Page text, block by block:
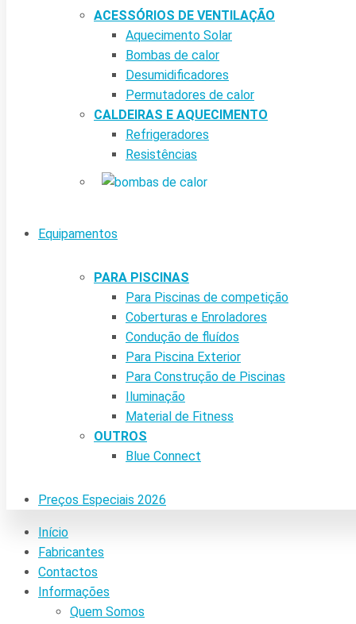
ACESSÓRIOS DE VENTILAÇÃO
Aquecimento Solar
Bombas de calor
Desumidificadores
Permutadores de calor
CALDEIRAS E AQUECIMENTO
Refrigeradores
Resistências
Equipamentos
PARA PISCINAS
Para Piscinas de competição
Coberturas e Enroladores
Condução de fluídos
Para Piscina Exterior
Para Construção de Piscinas
Iluminação
Material de Fitness
OUTROS
Blue Connect
Preços Especiais 2026
Início
Fabricantes
Contactos
Informações
Quem Somos